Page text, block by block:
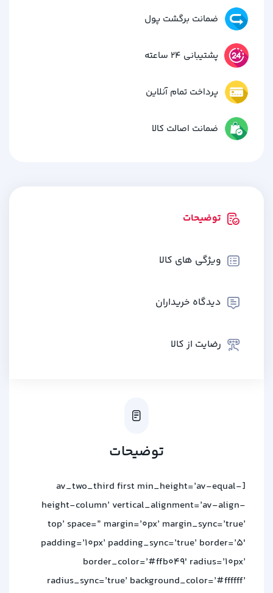
ضمانت برگشت پول
پشتیبانی 24 ساعته
پرداخت تمام آنلاین
ضمانت اصالت کالا
توضیحات
ویژگی های کالا
دیدگاه خریداران
رضایت از کالا
توضیحات
[av_two_third first min_height=’av-equal-
height-column’ vertical_alignment=’av-align-
top’ space=” margin=’0px’ margin_sync=’true’
padding=’10px’ padding_sync=’true’ border=’5′
border_color=’#ffb049′ radius=’10px’
radius_sync=’true’ background_color=’#ffffff’